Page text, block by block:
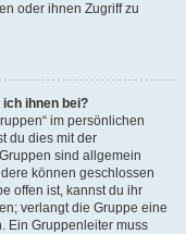
oder ihnen Zugriff zu
ihnen bei?
im persönlichen
du dies mit der
sind allgemein
können geschlossen
offen ist, kannst du ihr
verlangt die Gruppe eine
Ein Gruppenleiter muss